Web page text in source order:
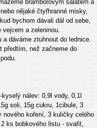
bramborovým salátem a
nějaké čtyřhranné misky,
bychom dávali dál od sebe,
a zeleninou.
dáváme ztuhnout do lednice.
předtím, než začneme do
kyselý nálev: 0,9l vody, 0,1l
soli, 15g cukru, 1cibule, 3
nového koření, 3 kuličky celého
ks bobkového listu - svařit,